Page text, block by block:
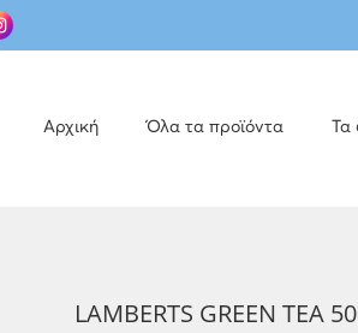
Αρχική Όλα τα προϊόντα
LAMBERTS GREEN TEA